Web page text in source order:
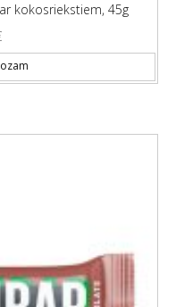
kokosriekstiem, 45g